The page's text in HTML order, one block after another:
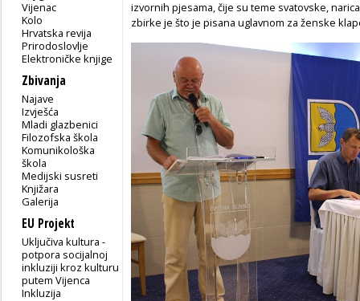
Vijenac
Kolo
Hrvatska revija
Prirodoslovlje
Elektroničke knjige
Zbivanja
Najave
Izvješća
Mladi glazbenici
Filozofska škola
Komunikološka
škola
Medijski susreti
Knjižara
Galerija
EU Projekt
Uključiva kultura -
potpora socijalnoj
inkluziji kroz kulturu
putem Vijenca
Inkluzija
izvornih pjesama, čije su teme svatovske,
zbirke je što je pisana uglavnom za ženske